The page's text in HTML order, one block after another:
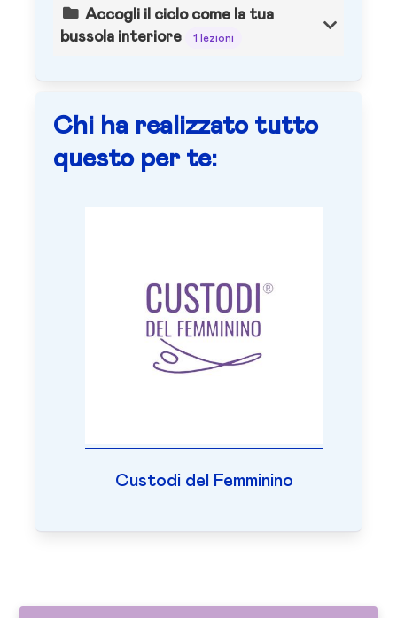
Accogli il ciclo come la tua
bussola interiore
1 lezioni
Chi ha realizzato tutto
questo per te:
Custodi del Femminino